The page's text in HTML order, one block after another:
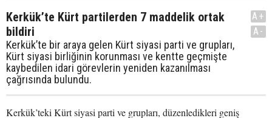
Kerkük’te Kürt partilerden 7 maddelik ortak
bildiri
Kerkük’te bir araya gelen Kürt siyasi parti ve grupları,
Kürt siyasi birliğinin korunması ve kentte geçmişte
kaybedilen idari görevlerin yeniden kazanılması
çağrısında bulundu.
A+
A-
Kerkük’teki Kürt siyasi parti ve grupları, düzenledikleri geniş